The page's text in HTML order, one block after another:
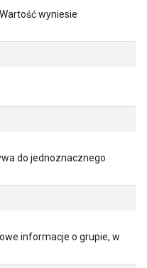
wyniesie
do jednoznacznego
informacje o grupie, w